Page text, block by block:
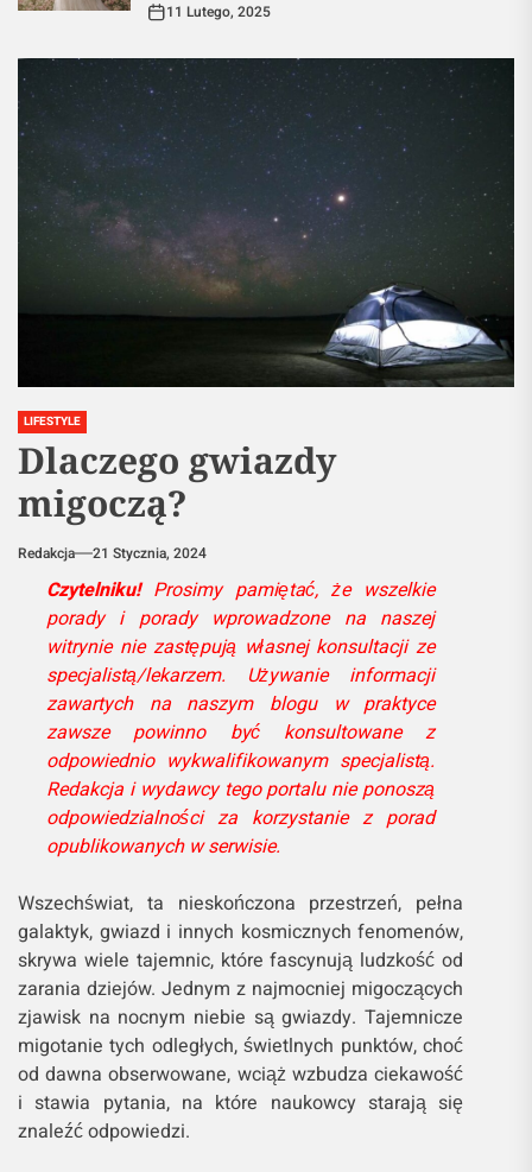
11 Lutego, 2025
LIFESTYLE
Dlaczego gwiazdy
migoczą?
Redakcja 21 Stycznia, 2024
Czytelniku!Prosimy pamiętać, że wszelkie
porady i porady wprowadzone na naszej
witrynie nie zastępują własnej konsultacji ze
specjalistą/lekarzem. Używanie informacji
zawartych na naszym blogu w praktyce
zawsze powinno być konsultowane z
odpowiednio wykwalifikowanym specjalistą.
Redakcja i wydawcy tego portalu nie ponoszą
odpowiedzialności za korzystanie z porad
opublikowanych w serwisie.
Wszechświat, ta nieskończona przestrzeń, pełna
galaktyk, gwiazd i innych kosmicznych fenomenów,
skrywa wiele tajemnic, które fascynują ludzkość od
zarania dziejów. Jednym z najmocniej migoczących
zjawisk na nocnym niebie są gwiazdy. Tajemnicze
migotanie tych odległych, świetlnych punktów, choć
od dawna obserwowane, wciąż wzbudza ciekawość
i stawia pytania, na które naukowcy starają się
znaleźć odpowiedzi.